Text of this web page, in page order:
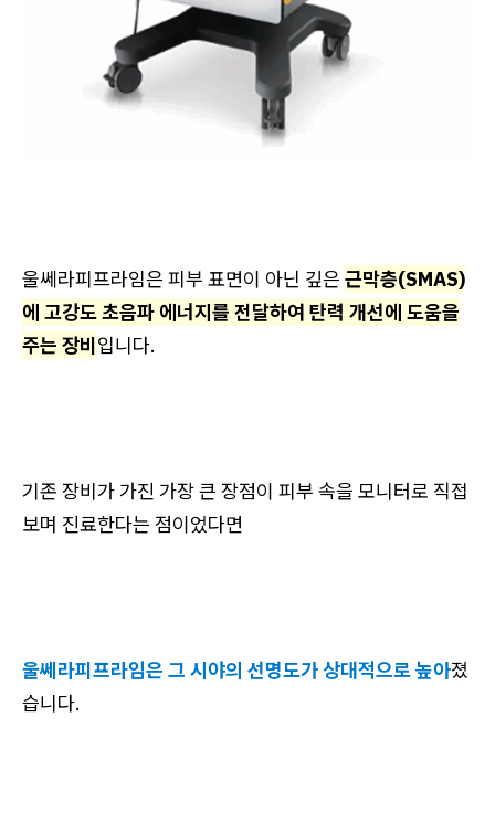
울쎄라피프라임은 피부 표면이 아닌 깊은 근막층(SMAS)
에 고강도 초음파 에너지를 전달하여 탄력 개선에 도움을
주는 장비입니다.
기존 장비가 가진 가장 큰 장점이 피부 속을 모니터로 직접
보며 진료한다는 점이었다면
울쎄라피프라임은 그 시야의 선명도가 상대적으로 높아졌
습니다.